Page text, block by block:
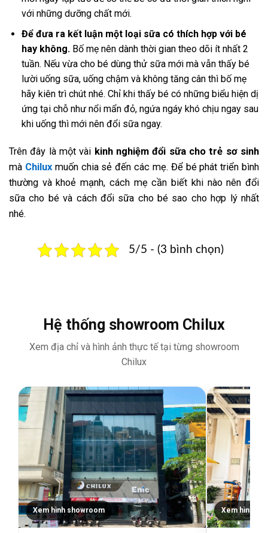
với những dưỡng chất mới.
Để đưa ra kết luận một loại sữa có thích hợp với bé
hay không.Bố mẹ nên dành thời gian theo dõi ít nhất 2
tuần. Nếu vừa cho bé dùng thử sữa mới mà vẫn thấy bé
lười uống sữa, uống chậm và không tăng cân thì bố mẹ
hãy kiên trì chút nhé. Chỉ khi thấy bé có những biểu hiện dị
ứng tại chỗ như nổi mẩn đỏ, ngứa ngáy khó chịu ngay sau
khi uống thì mới nên đổi sữa ngay.
Trên đây là một vài kinh nghiệm đổi sữa cho trẻ sơ sinh
mà Chiluxmuốn chia sẻ đến các mẹ. Để bé phát triển bình
thường và khoẻ mạnh, cách mẹ cần biết khi nào nên đổi
sữa cho bé và cách đổi sữa cho bé sao cho hợp lý nhất
nhé.
5/5 - (3 bình chọn)
Hệ thống showroom Chilux
Xem địa chỉ và hình ảnh thực tế tại từng showroom
Chilux
Xem hình showroom Xem hình